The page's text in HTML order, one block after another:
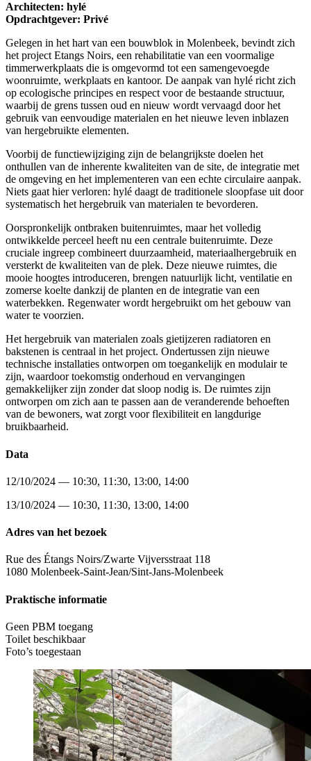
Architecten: hylé
Opdrachtgever: Privé
Gelegen in het hart van een bouwblok in Molenbeek, bevindt zich
het project Etangs Noirs, een rehabilitatie van een voormalige
timmerwerkplaats die is omgevormd tot een samengevoegde
woonruimte, werkplaats en kantoor. De aanpak van hylé richt zich
op ecologische principes en respect voor de bestaande structuur,
waarbij de grens tussen oud en nieuw wordt vervaagd door het
gebruik van eenvoudige materialen en het nieuwe leven inblazen
van hergebruikte elementen.
Voorbij de functiewijziging zijn de belangrijkste doelen het
onthullen van de inherente kwaliteiten van de site, de integratie met
de omgeving en het implementeren van een echte circulaire aanpak.
Niets gaat hier verloren: hylé daagt de traditionele sloopfase uit door
systematisch het hergebruik van materialen te bevorderen.
Oorspronkelijk ontbraken buitenruimtes, maar het volledig
ontwikkelde perceel heeft nu een centrale buitenruimte. Deze
cruciale ingreep combineert duurzaamheid, materiaalhergebruik en
versterkt de kwaliteiten van de plek. Deze nieuwe ruimtes, die
mooie hoogtes introduceren, brengen natuurlijk licht, ventilatie en
zomerse koelte dankzij de planten en de integratie van een
waterbekken. Regenwater wordt hergebruikt om het gebouw van
water te voorzien.
Het hergebruik van materialen zoals gietijzeren radiatoren en
bakstenen is centraal in het project. Ondertussen zijn nieuwe
technische installaties ontworpen om toegankelijk en modulair te
zijn, waardoor toekomstig onderhoud en vervangingen
gemakkelijker zijn zonder dat sloop nodig is. De ruimtes zijn
ontworpen om zich aan te passen aan de veranderende behoeften
van de bewoners, wat zorgt voor flexibiliteit en langdurige
bruikbaarheid.
Data
12/10/2024 — 10:30, 11:30, 13:00, 14:00
13/10/2024 — 10:30, 11:30, 13:00, 14:00
Adres van het bezoek
Rue des Étangs Noirs/Zwarte Vijversstraat 118
1080 Molenbeek-Saint-Jean/Sint-Jans-Molenbeek
Praktische informatie
Geen PBM toegang
Toilet beschikbaar
Foto’s toegestaan